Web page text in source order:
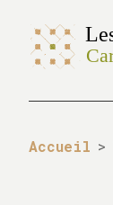
Accueil >